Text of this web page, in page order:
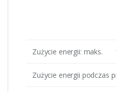
Zużycie energii: maks.
Zużycie energii podczas